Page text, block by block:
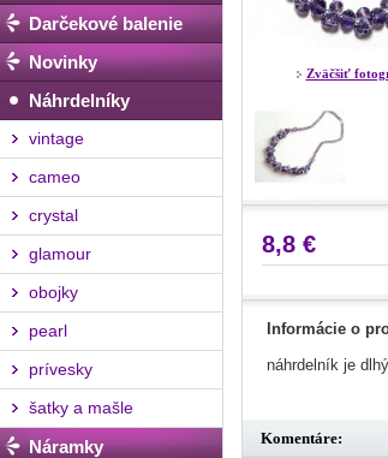
Darčekové balenie
Novinky
Náhrdelníky
vintage
cameo
crystal
glamour
obojky
pearl
prívesky
šatky a mašle
Náramky
Zväčšiť
8,8 €
Informácie o
náhrdelník je
Komentáre: